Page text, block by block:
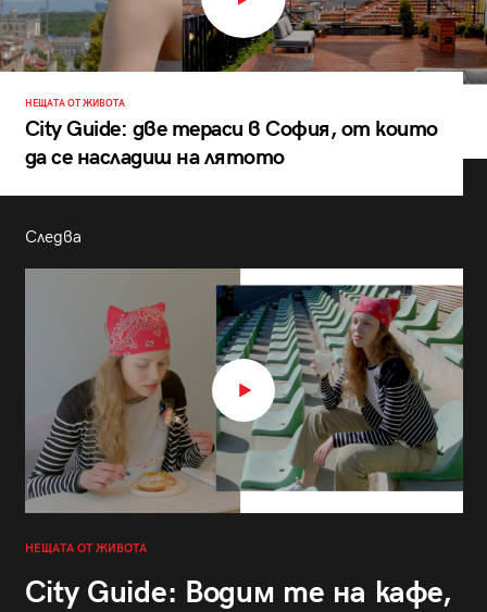
НЕЩАТА ОТ ЖИВОТА
City Guide: две тераси в София, от които
да се насладиш на лятото
Следва
НЕЩАТА ОТ ЖИВОТА
City Guide: Водим те на кафе,